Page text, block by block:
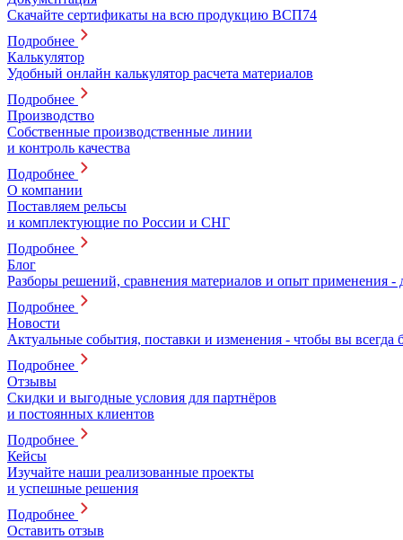
Скачайте сертификаты на всю продукцию ВСП74
Подробнее
Калькулятор
Удобный онлайн калькулятор расчета материалов
Подробнее
Производство
Собственные производственные линии
и контроль качества
Подробнее
О компании
Поставляем рельсы
и комплектующие по России и СНГ
Подробнее
Блог
Разборы решений, сравнения материалов и опыт применения
Подробнее
Новости
Актуальные события, поставки и изменения - чтобы вы всегда
Подробнее
Отзывы
Скидки и выгодные условия для партнёров
и постоянных клиентов
Подробнее
Кейсы
Изучайте наши реализованные проекты
и успешные решения
Подробнее
Оставить отзыв